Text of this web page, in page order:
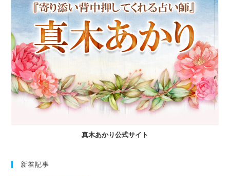
真木あかり公式サイト
新着記事